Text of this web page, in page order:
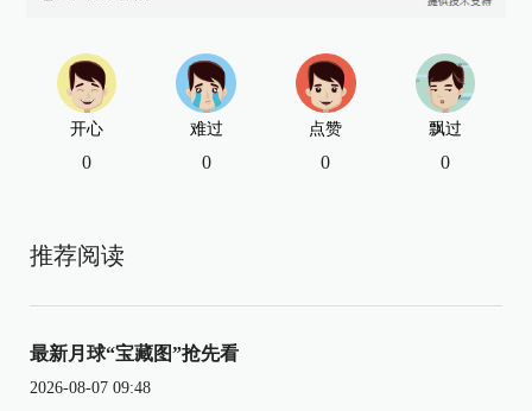
开心
0
难过
0
点赞
0
飘过
0
推荐阅读
最新月球“宝藏图”抢先看
2026-08-07 09:48